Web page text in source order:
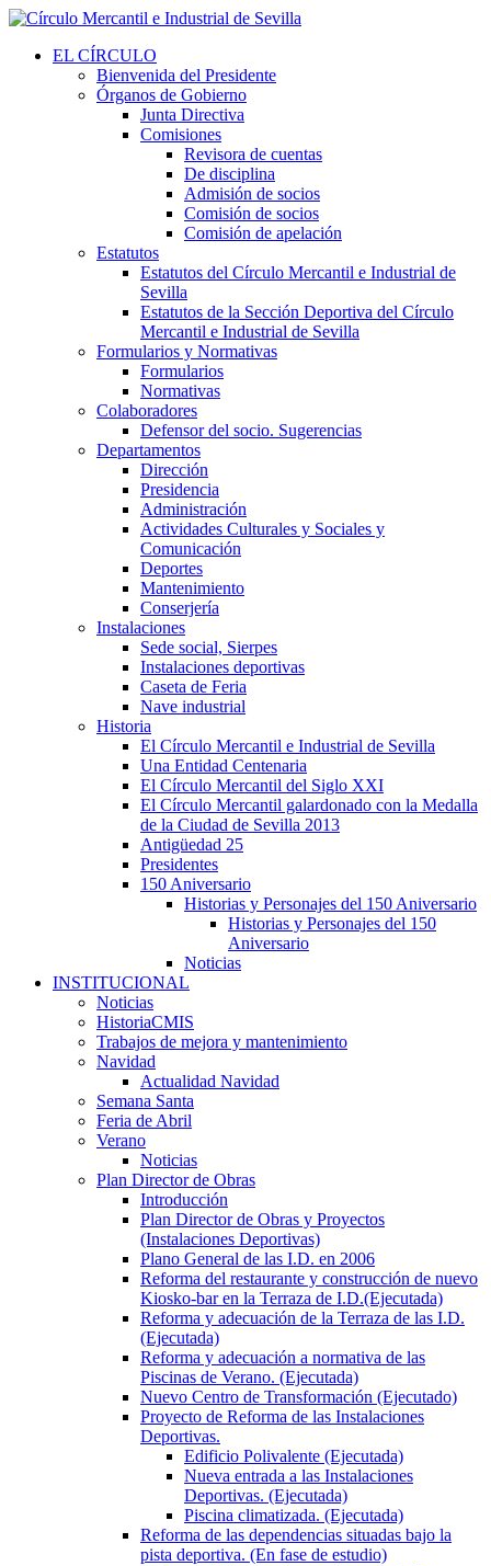
EL CÍRCULO
Bienvenida del Presidente
Órganos de Gobierno
Junta Directiva
Comisiones
Revisora de cuentas
De disciplina
Admisión de socios
Comisión de socios
Comisión de apelación
Estatutos
Estatutos del Círculo Mercantil e Industrial de
Sevilla
Estatutos de la Sección Deportiva del Círculo
Mercantil e Industrial de Sevilla
Formularios y Normativas
Formularios
Normativas
Colaboradores
Defensor del socio. Sugerencias
Departamentos
Dirección
Presidencia
Administración
Actividades Culturales y Sociales y
Comunicación
Deportes
Mantenimiento
Conserjería
Instalaciones
Sede social, Sierpes
Instalaciones deportivas
Caseta de Feria
Nave industrial
Historia
El Círculo Mercantil e Industrial de Sevilla
Una Entidad Centenaria
El Círculo Mercantil del Siglo XXI
El Círculo Mercantil galardonado con la Medalla
de la Ciudad de Sevilla 2013
Antigüedad 25
Presidentes
150 Aniversario
Historias y Personajes del 150 Aniversario
Historias y Personajes del 150
Aniversario
Noticias
INSTITUCIONAL
Noticias
HistoriaCMIS
Trabajos de mejora y mantenimiento
Navidad
Actualidad Navidad
Semana Santa
Feria de Abril
Verano
Noticias
Plan Director de Obras
Introducción
Plan Director de Obras y Proyectos
(Instalaciones Deportivas)
Plano General de las I.D. en 2006
Reforma del restaurante y construcción de nuevo
Kiosko-bar en la Terraza de I.D.(Ejecutada)
Reforma y adecuación de la Terraza de las I.D.
(Ejecutada)
Reforma y adecuación a normativa de las
Piscinas de Verano. (Ejecutada)
Nuevo Centro de Transformación (Ejecutado)
Proyecto de Reforma de las Instalaciones
Deportivas.
Edificio Polivalente (Ejecutada)
Nueva entrada a las Instalaciones
Deportivas. (Ejecutada)
Piscina climatizada. (Ejecutada)
Reforma de las dependencias situadas bajo la
pista deportiva. (En fase de estudio)